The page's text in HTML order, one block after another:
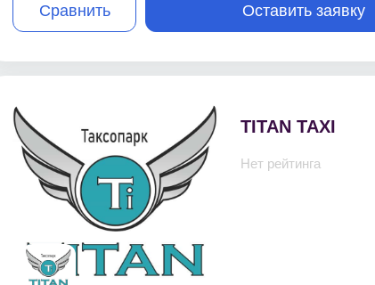
Сравнить Оставить заявку
TITAN TAXI
Нет рейтинга